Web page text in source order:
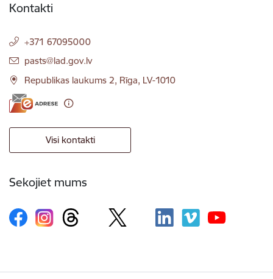
Kontakti
+371 67095000
E-pasts:
pasts@lad.gov.lv
Republikas laukums 2, Rīga, LV-1010
Visi kontakti
Sekojiet mums